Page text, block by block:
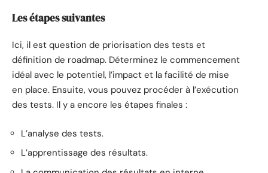
Les étapes suivantes
Ici, il est question de priorisation des tests et
définition de roadmap. Déterminez le commencement
idéal avec le potentiel, l’impact et la facilité de mise
en place. Ensuite, vous pouvez procéder à l’exécution
des tests. Il y a encore les étapes finales :
L’analyse des tests.
L’apprentissage des résultats.